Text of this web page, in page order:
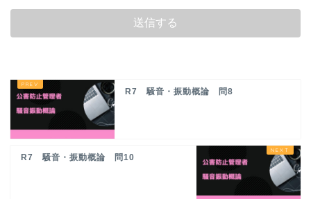
R7 騒音・振動概論 問8
R7 騒音・振動概論 問10